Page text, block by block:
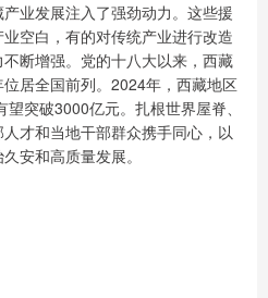
业发展注入了强劲动力。这些援
空白，有的对传统产业进行改造
断增强。党的十八大以来，西藏
居全国前列。2024年，西藏地区
突破3000亿元。扎根世界屋脊、
才和当地干部群众携手同心，以
安和高质量发展。